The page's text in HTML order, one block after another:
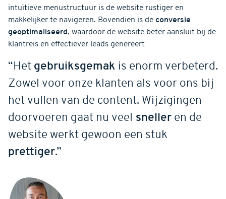
intuïtieve menustructuur is de website rustiger en
makkelijker te navigeren. Bovendien is de conversie
geoptimaliseerd, waardoor de website beter aansluit bij de
klantreis en effectiever leads genereert
“Het gebruiksgemak is enorm verbeterd.
Zowel voor onze klanten als voor ons bij
het vullen van de content. Wijzigingen
doorvoeren gaat nu veel sneller en de
website werkt gewoon een stuk
prettiger.”